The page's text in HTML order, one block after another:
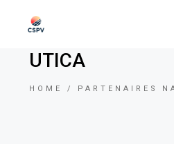
UTICA
HOME PARTENAIRES